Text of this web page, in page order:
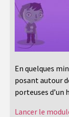
En quelques
posant autour
porteuses d’un
Lancer le